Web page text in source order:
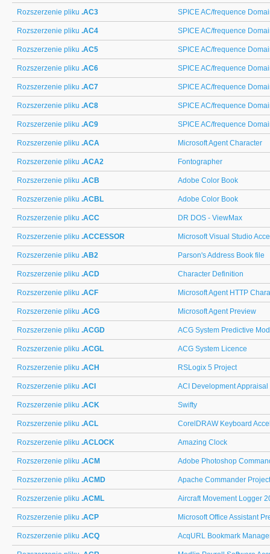
Rozszerzenie pliku .AC3 SPICE AC/frequence
Rozszerzenie pliku .AC4 SPICE AC/frequence
Rozszerzenie pliku .AC5 SPICE AC/frequence
Rozszerzenie pliku .AC6 SPICE AC/frequence
Rozszerzenie pliku .AC7 SPICE AC/frequence
Rozszerzenie pliku .AC8 SPICE AC/frequence
Rozszerzenie pliku .AC9 SPICE AC/frequence
Rozszerzenie pliku .ACA Microsoft Agent Character
Rozszerzenie pliku .ACA2 Fontographer
Rozszerzenie pliku .ACB Adobe Color Book
Rozszerzenie pliku .ACBL Adobe Color Book
Rozszerzenie pliku .ACC DR DOS - ViewMax
Rozszerzenie pliku .ACCESSOR Microsoft Visual Studio
Rozszerzenie pliku .AB2 Parson's Address Book file
Rozszerzenie pliku .ACD Character Definition
Rozszerzenie pliku .ACF Microsoft Agent HTTP
Rozszerzenie pliku .ACG Microsoft Agent Preview
Rozszerzenie pliku .ACGD ACG System Predictive
Rozszerzenie pliku .ACGL ACG System Licence
Rozszerzenie pliku .ACH RSLogix 5 Project
Rozszerzenie pliku .ACI ACI Development Appraisal
Rozszerzenie pliku .ACK Swifty
Rozszerzenie pliku .ACL CorelDRAW Keyboard
Rozszerzenie pliku .ACLOCK Amazing Clock
Rozszerzenie pliku .ACM Adobe Photoshop
Rozszerzenie pliku .ACMD Apache Commander Project
Rozszerzenie pliku .ACML Aircraft Movement Logger
Rozszerzenie pliku .ACP Microsoft Office Assistant
Rozszerzenie pliku .ACQ AcqURL Bookmark